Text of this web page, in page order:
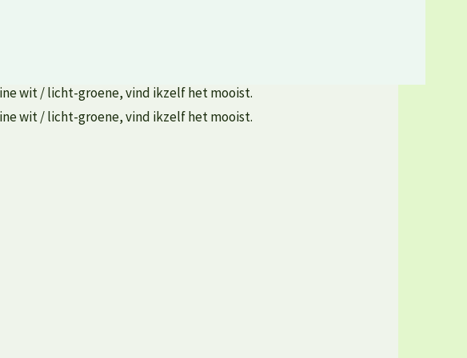
wit / licht-groene, vind ikzelf het mooist.
wit / licht-groene, vind ikzelf het mooist.